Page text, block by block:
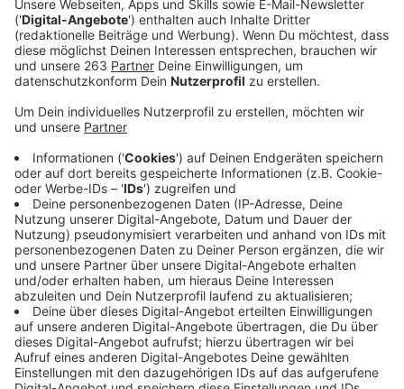
Anzeige
Ellie Goulding gibt einen weiteren Einblick in ihr neues
Album “Higher Than Heaven“: Mit ihrer neuen Single
“Like A Saviour“ liefert sie einen Popsong, wie man es
von ihr kennt. Angetrieben von einer Basslinie, die auf
80er-Jahre-Synthies trifft, singt Goulding über eine
Person, die in ihr Leben getanzt ist, während sie sich
von einer dunklen Zeit ihres Lebens erholt. Das
spiegelt sich auch im Musikvideo wider: Dort sind die
Sängerin und einige Tänzer und Tänzerinnen in der
Wüste gestrandet und kämpfen tanzend gegen die
Landschaft an.
Anzeige